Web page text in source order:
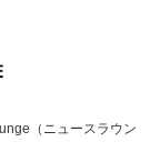
（ニュースラウン